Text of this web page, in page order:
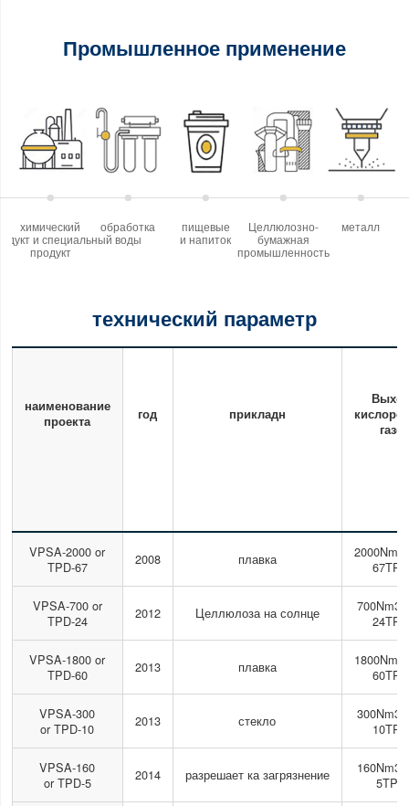
Промышленное применение
химический
и специальный
продукт
обработка
воды
пищевые
и напиток
Целлюлозно-
бумажная
промышленность
металл
технический параметр
наименование
проекта
год прикладн
газе
VPSA-2000 or
TPD-67
2008 плавка
67TPD
VPSA-700 or
TPD-24
2012 Целлюлоза на солнце
700Nm3/
24TPD
VPSA-1800 or
TPD-60
2013 плавка
60TPD
VPSA-300
or TPD-10
2013 стекло
300Nm3/
10TPD
VPSA-160
or TPD-5
2014 разрешает ка загрязнение
160Nm3/
5TPD